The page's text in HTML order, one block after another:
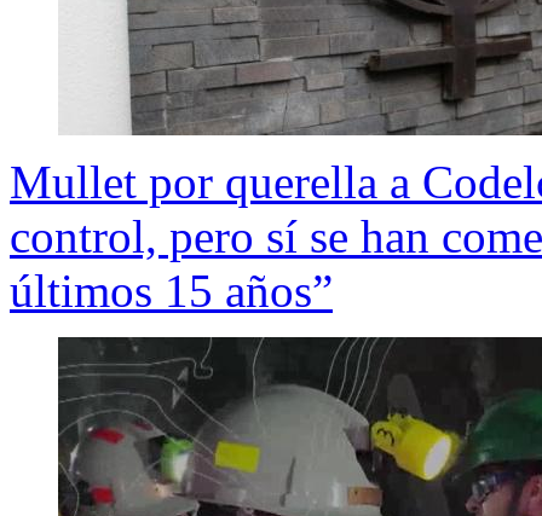
Mullet por querella a
control, pero sí se han
últimos 15 años”